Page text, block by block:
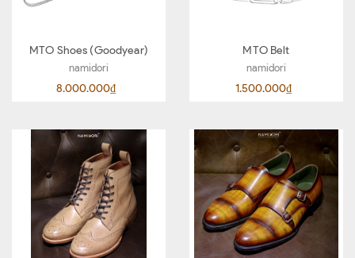
MTO Shoes (Goodyear)
namidori
8.000.000₫
MTO Belt
namidori
1.500.000₫